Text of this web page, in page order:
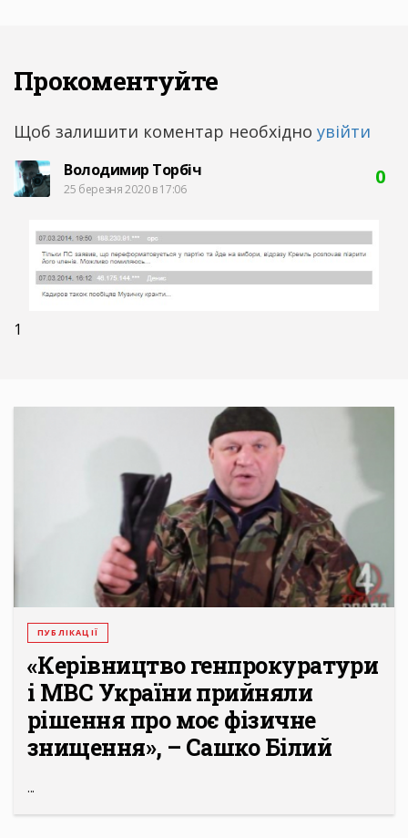
Прокоментуйте
Щоб залишити коментар необхідно увійти
Володимир Торбіч
25 березня 2020 в 17:06
0
1
ПУБЛІКАЦІЇ
«Керівництво генпрокуратури
і МВС України прийняли
рішення про моє фізичне
знищення», – Сашко Білий
...